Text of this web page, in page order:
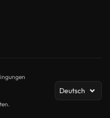
Deutsch